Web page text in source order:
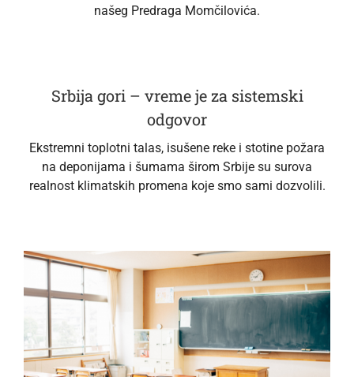
našeg Predraga Momčilovića.
Srbija gori – vreme je za sistemski
odgovor
Ekstremni toplotni talas, isušene reke i stotine požara
na deponijama i šumama širom Srbije su surova
realnost klimatskih promena koje smo sami dozvolili.